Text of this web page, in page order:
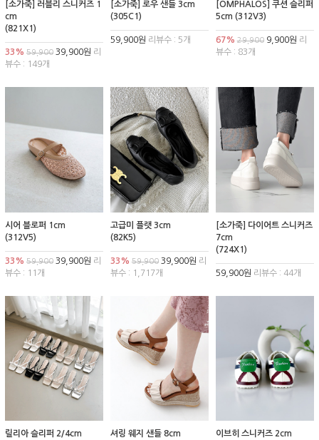
[소가죽] 러블리 스니커즈 1
cm
(821X1)
33% 59,900 39,900원 리
뷰수 : 149개
[소가죽] 로우 샌들 3cm
(305C1)
59,900원 리뷰수 : 5개
[OMPHALOS] 쿠션 슬리퍼
5cm (312V3)
67% 29,9009,900원 리
뷰수 : 83개
시어 블로퍼 1cm
(312V5)
33% 59,900 39,900원 리
뷰수 : 11개
고급미 플랫 3cm
(82K5)
33% 59,90039,900원 리
뷰수 : 1,717개
[소가죽] 다이어트 스니커즈
7cm
(724X1)
59,900원 리뷰수 : 44개
릴리아 슬리퍼 2/4cm
셔링 웨지 샌들 8cm
이브히 스니커즈 2cm